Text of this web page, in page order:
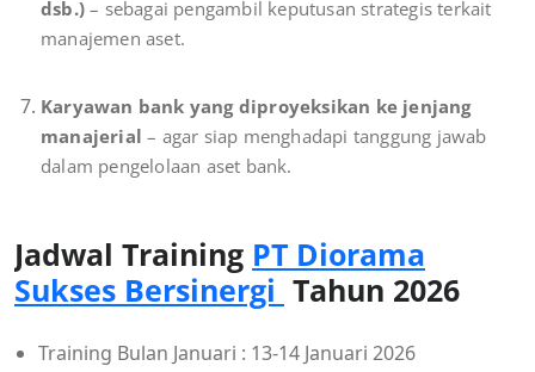
dsb.) – sebagai pengambil keputusan strategis terkait
manajemen aset.
Karyawan bank yang diproyeksikan ke jenjang
manajerial – agar siap menghadapi tanggung jawab
dalam pengelolaan aset bank.
Jadwal Training PT Diorama
Sukses Bersinergi Tahun 2026
Training Bulan Januari : 13-14 Januari 2026